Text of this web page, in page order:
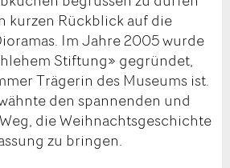
kurzen Rückblick auf die
Im Jahre 2005 wurde
Stiftung» gegründet,
Trägerin des Museums ist.
den spannenden und
die Weihnachtsgeschichte
zu bringen.